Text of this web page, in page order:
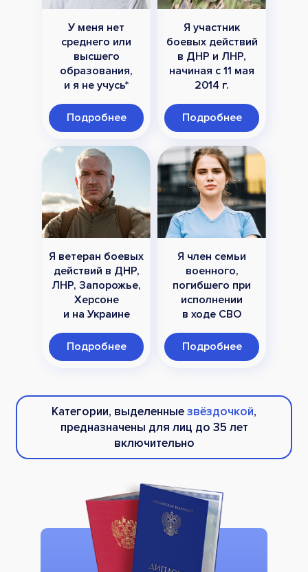
У меня нет
среднего или
высшего
образования,
и я не учусь*
Подробнее
Я участник
боевых действий
в ДНР и ЛНР,
начиная с 11 мая
2014 г.
Подробнее
Я ветеран боевых
действий в ДНР,
ЛНР, Запорожье,
Херсоне
и на Украине
Подробнее
Я член семьи
военного,
погибшего при
исполнении
в ходе СВО
Подробнее
Категории, выделенныезвёздочкой,
предназначены для лиц до 35 лет
включительно